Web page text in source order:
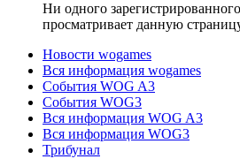
Ни одного
просматривает данную
Новости wogames
Вся информация wogames
События WOG A3
События WOG3
Вся информация WOG A3
Вся информация WOG3
Трибунал